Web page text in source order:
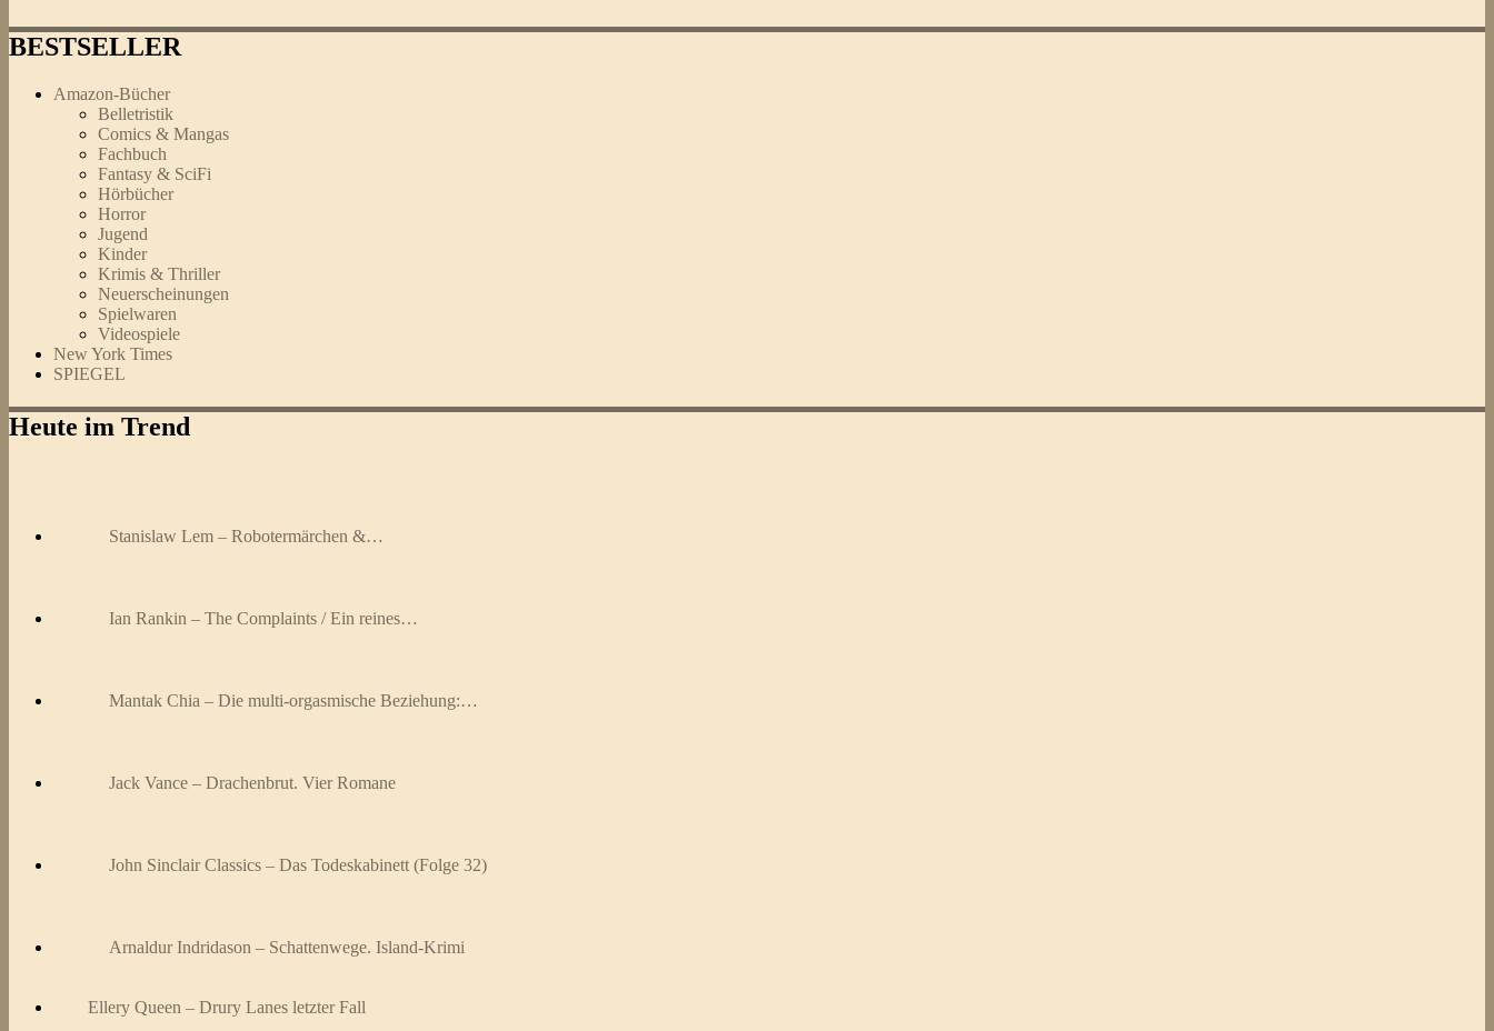
BESTSELLER
Amazon-Bücher
Belletristik
Comics & Mangas
Fachbuch
Fantasy & SciFi
Hörbücher
Horror
Jugend
Kinder
Krimis & Thriller
Neuerscheinungen
Spielwaren
Videospiele
New York Times
SPIEGEL
Heute im Trend
Stanislaw Lem – Robotermärchen &…
Ian Rankin – The Complaints / Ein reines…
Mantak Chia – Die multi-orgasmische Beziehung:…
Jack Vance – Drachenbrut. Vier Romane
John Sinclair Classics – Das Todeskabinett (Folge 32)
Arnaldur Indridason – Schattenwege. Island-Krimi
Ellery Queen – Drury Lanes letzter Fall